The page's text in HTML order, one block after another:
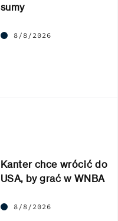
sumy
8/8/2026
Kanter chce wrócić do
USA, by grać w WNBA
8/8/2026